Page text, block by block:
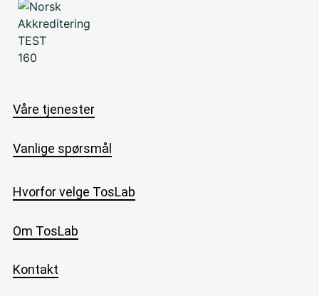
Våre tjenester
Vanlige spørsmål
Hvorfor velge TosLab
Om TosLab
Kontakt